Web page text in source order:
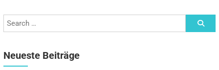
Search
Neueste Beiträge